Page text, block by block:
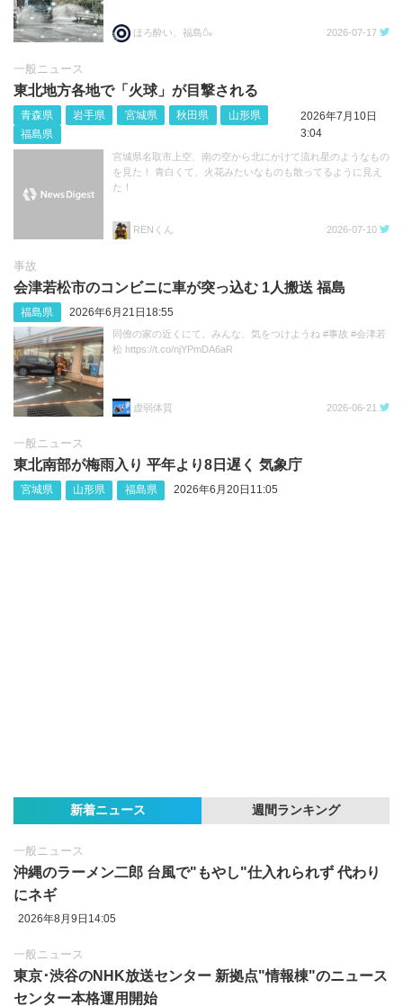
ほろ酔い、福島🍶 2026-07-17
一般ニュース
東北地方各地で「火球」が目撃される
青森県 岩手県 宮城県 秋田県
山形県
福島県
2026年7月10日
3:04
宮城県名取市上空、南の空から北にかけて流れ星のようなもの
を見た！ 青白くて、火花みたいなものも散ってるように見え
た！
RENくん 2026-07-10
事故
会津若松市のコンビニに車が突っ込む 1人搬送 福島
福島県 2026年6月21日18:55
同僚の家の近くにて。みんな、気をつけようね #事故 #会津若
松 https://t.co/njYPmDA6aR
虚弱体質 2026-06-21
一般ニュース
東北南部が梅雨入り 平年より8日遅く 気象庁
宮城県 山形県 福島県 2026年6月20日11:05
新着ニュース 週間ランキング
一般ニュース
沖縄のラーメン二郎 台風で"もやし"仕入れられず 代わり
にネギ
2026年8月9日14:05
一般ニュース
東京‪･‬渋谷のNHK放送センター 新拠点"情報棟"のニュース
センター本格運用開始